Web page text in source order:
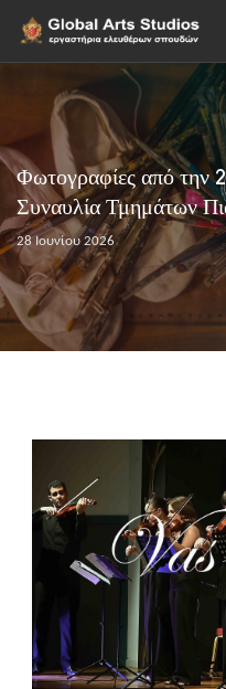
Φωτογραφίες από την
Συναυλία Τμημάτων
28 Ιουνίου 2026